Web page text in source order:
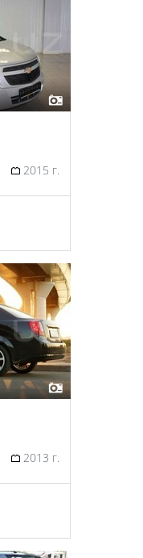
2015 г.
2013 г.